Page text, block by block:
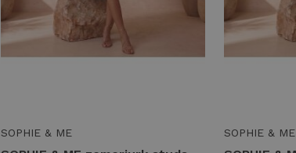
SOPHIE & ME SOPHIE & ME